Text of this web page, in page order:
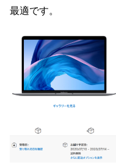
最適です。